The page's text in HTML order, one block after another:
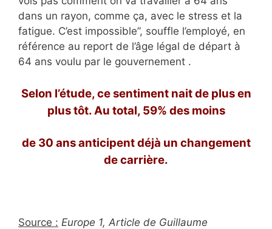
dans un rayon, comme ça, avec le stress et la
fatigue. C’est impossible”, souffle l’employé, en
référence au report de l’âge légal de départ à
64 ans voulu par le gouvernement .
Selon l’étude, ce sentiment nait de plus en
plus tôt. Au total, 59% des moins
de 30 ansanticipent déjà un changement
de carrière.
Source : Europe 1, Article de Guillaume